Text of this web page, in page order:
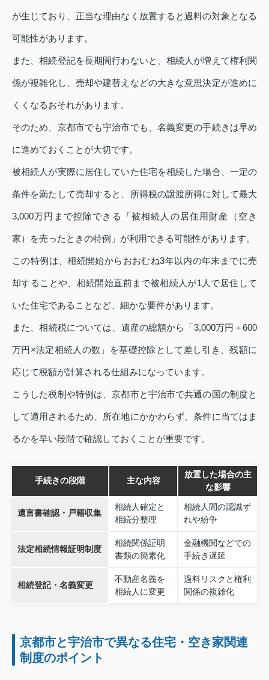
が生じており、正当な理由なく放置すると過料の対象となる
可能性があります。
また、相続登記を長期間行わないと、相続人が増えて権利関
係が複雑化し、売却や建替えなどの大きな意思決定が進めに
くくなるおそれがあります。
そのため、京都市でも宇治市でも、名義変更の手続きは早め
に進めておくことが大切です。
被相続人が実際に居住していた住宅を相続した場合、一定の
条件を満たして売却すると、所得税の譲渡所得に対して最大
3,000万円まで控除できる「被相続人の居住用財産（空き
家）を売ったときの特例」が利用できる可能性があります。
この特例は、相続開始からおおむね3年以内の年末までに売
却することや、相続開始直前まで被相続人が1人で居住して
いた住宅であることなど、細かな要件があります。
また、相続税については、遺産の総額から「3,000万円＋600
万円×法定相続人の数」を基礎控除として差し引き、残額に
応じて税額が計算される仕組みになっています。
こうした税制や特例は、京都市と宇治市で共通の国の制度と
して適用されるため、所在地にかかわらず、条件に当てはま
るかを早い段階で確認しておくことが重要です。
手続きの段階 主な内容
放置した場合の主
な影響
遺言書確認・戸籍収集
相続人確定と
相続分整理
相続人間の認識ず
れや紛争
法定相続情報証明制度
相続関係証明
書類の簡素化
金融機関などでの
手続き遅延
相続登記・名義変更
不動産名義を
相続人に変更
過料リスクと権利
関係の複雑化
京都市と宇治市で異なる住宅・空き家関連
制度のポイント